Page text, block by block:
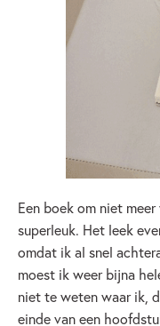
Een boek om niet
superleuk. Het leek
omdat ik al snel
moest ik weer bijna
niet te weten waar ik,
einde van een